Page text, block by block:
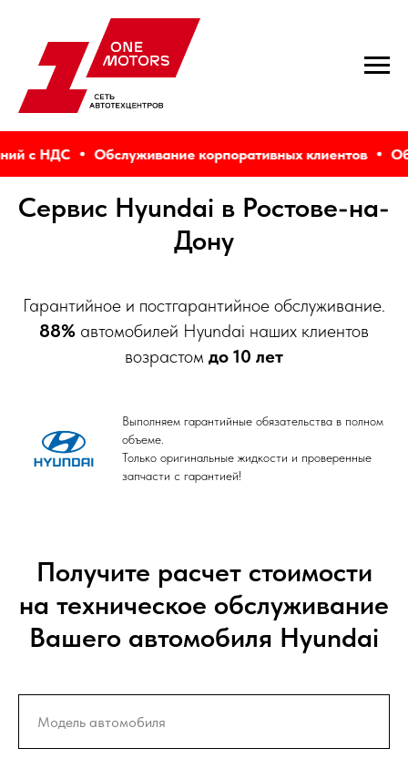
с НДС Обслуживание корпоративных клиентов
Сервис Hyundai в Ростове-на-
Дону
Гарантийное и постгарантийное обслуживание.
88% автомобилей Hyundai наших клиентов
возрастом до 10 лет
Выполняем гарантийные обязательства в полном
объеме.
Только оригинальные жидкости и проверенные
запчасти с гарантией!
Получите расчет стоимости
на техническое обслуживание
Вашего автомобиля Hyundai